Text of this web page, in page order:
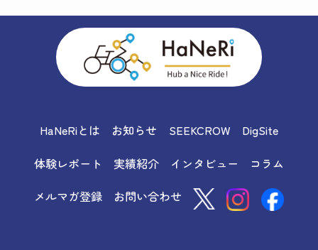
HaNeRiとは お知らせ SEEKCROW
DigSite
体験レポート
実績紹介 インタビュー
コラム
メルマガ登録
お問い合わせ